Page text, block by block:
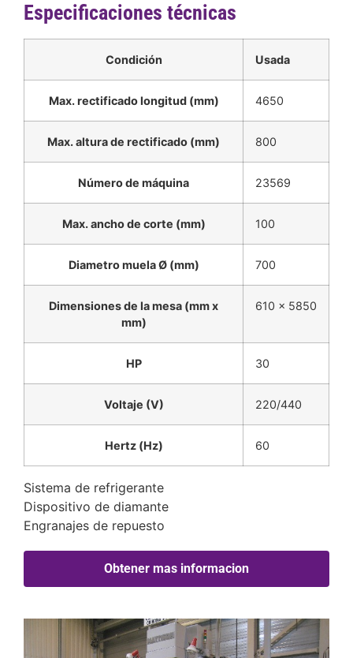
Especificaciones técnicas
Condición Usada
Max. rectificado longitud (mm) 4650
Max. altura de rectificado (mm) 800
Número de máquina 23569
Max. ancho de corte (mm) 100
Diametro muela Ø (mm) 700
Dimensiones de la mesa (mm x
mm)
610 x 5850
HP 30
Voltaje (V) 220/440
Hertz (Hz) 60
Sistema de refrigerante
Dispositivo de diamante
Engranajes de repuesto
Obtener mas informacion